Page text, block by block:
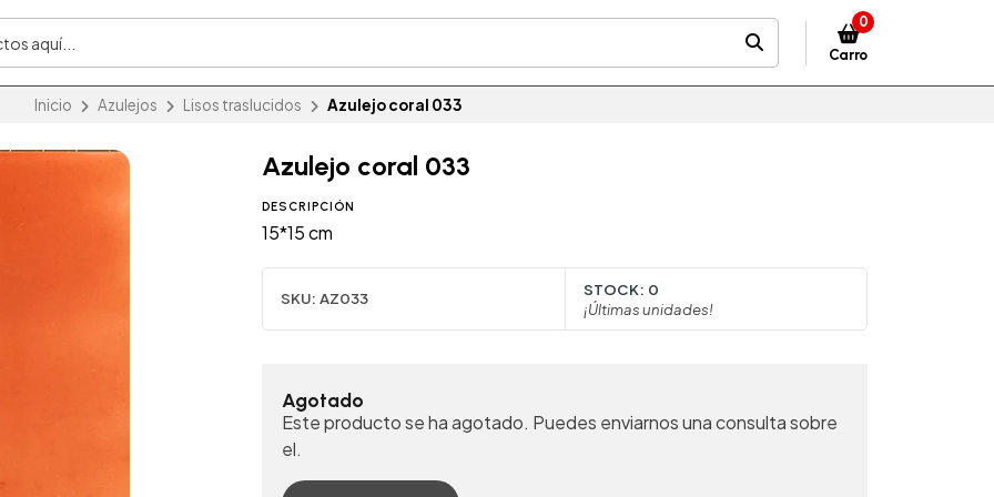
0
Carro
Inicio Azulejos Lisos traslucidos Azulejo coral 033
Azulejo coral 033
DESCRIPCIÓN
15*15 cm
SKU: AZ033 STOCK: 0
¡Últimas unidades!
Agotado
Este producto se ha agotado. Puedes enviarnos una consulta sobre
el.